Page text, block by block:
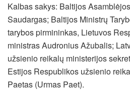
Kalbas sakys: Baltijos
Saudargas; Baltijos Ministrų
tarybos pirmininkas, Lietuvos
ministras Audronius Ažubalis;
užsienio reikalų ministerijos
Estijos Respublikos užsienio
Paetas (Urmas Paet).